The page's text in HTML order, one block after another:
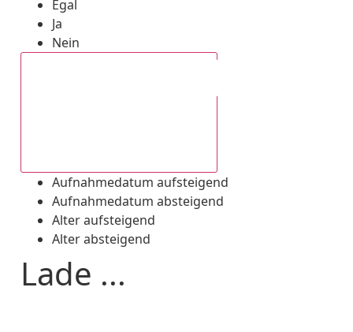
Egal
Ja
Nein
Aufnahmedatum aufsteigend
Aufnahmedatum absteigend
Alter aufsteigend
Alter absteigend
Lade ...